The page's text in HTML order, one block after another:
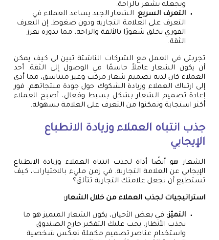
ويجعله يشعر بالراحة.
التعرف السريع: الشعار الجيد يساعد العملاء في
التعرف على العلامة التجارية ودون ضغوط. إن التعرف
الفوري يخلق شعورًا بالألفة والراحة، مما بدوره يعزز
الثقة.
تجربتي في العمل مع الشركات الناشئة تبين لي كيف يمكن
أن يكون الشعار عاملاً حاسمًا في الوصول إلى الثقة. أحد
العملاء كان لديه تصميم شعار مركب وغير متناسق، مما أدى
إلى ارتباك العملاء وزيادة الشكوك حول جودة منتجاتهم. فور
إعادة تصميم الشعار بشكل بسيط وفعال، أصبح العملاء
أكثر استجابة وتمكنوا من التعرف على العلامة بسهولة.
جذب انتباه العملاء وزيادة الانطباع
الإيجابي
الشعار هو أيضًا أداة لجذب انتباه العملاء وزيادة الانطباع
الإيجابي عن العلامة التجارية. في زمن مليء بالاختيارات، كيف
تستطيع أن تجعل علامتك التجارية تتألق؟
استراتيجيات لجذب العملاء من خلال الشعار:
التميّز: في بعض الأحيان، يكون الشعار المتميز هو ما
يجذب الأنظار. يجب عليك التفكير خارج الصندوق
واستخدام عناصر تصميم مكملة تعكس شخصية